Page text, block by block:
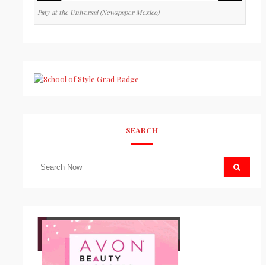
Paty at the Universal (Newspaper Mexico)
SEARCH